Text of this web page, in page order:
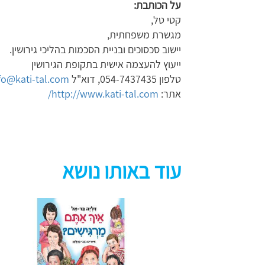
על הכותבת:
קטי טל,
מגשרת משפחתית,
יישוב סכסוכים ובניית הסכמות בהליכי גירושין.
ייעוץ להעצמה אישית בתקופת הגירושין
טלפון 054-7437435, דוא"ל
tal.com
אתר: http://www.kati-tal.com/
עוד באותו נושא